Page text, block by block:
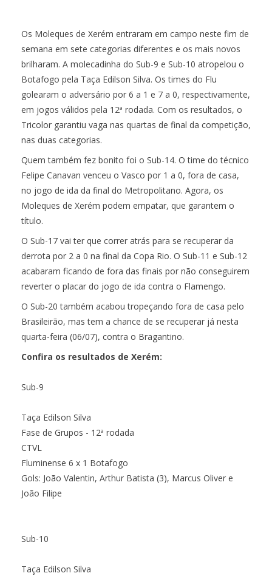
Os Moleques de Xerém entraram em campo neste fim de
semana em sete categorias diferentes e os mais novos
brilharam. A molecadinha do Sub-9 e Sub-10 atropelou o
Botafogo pela Taça Edilson Silva. Os times do Flu
golearam o adversário por 6 a 1 e 7 a 0, respectivamente,
em jogos válidos pela 12ª rodada. Com os resultados, o
Tricolor garantiu vaga nas quartas de final da competição,
nas duas categorias.
Quem também fez bonito foi o Sub-14. O time do técnico
Felipe Canavan venceu o Vasco por 1 a 0, fora de casa,
no jogo de ida da final do Metropolitano. Agora, os
Moleques de Xerém podem empatar, que garantem o
título.
O Sub-17 vai ter que correr atrás para se recuperar da
derrota por 2 a 0 na final da Copa Rio. O Sub-11 e Sub-12
acabaram ficando de fora das finais por não conseguirem
reverter o placar do jogo de ida contra o Flamengo.
O Sub-20 também acabou tropeçando fora de casa pelo
Brasileirão, mas tem a chance de se recuperar já nesta
quarta-feira (06/07), contra o Bragantino.
Confira os resultados de Xerém:
Sub-9
Taça Edilson Silva
Fase de Grupos - 12ª rodada
CTVL
Fluminense 6 x 1 Botafogo
Gols: João Valentin, Arthur Batista (3), Marcus Oliver e
João Filipe
Sub-10
Taça Edilson Silva